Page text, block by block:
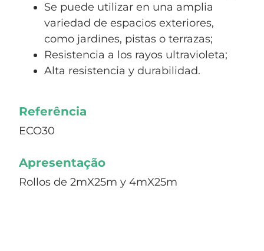
Se puede utilizar en una amplia
variedad de espacios exteriores,
como jardines, pistas o terrazas;
Resistencia a los rayos ultravioleta;
Alta resistencia y durabilidad.
Referência
ECO30
Apresentação
Rollos de 2mX25m y 4mX25m